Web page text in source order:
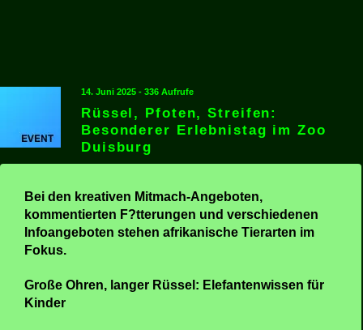
14. Juni 2025 - 336 Aufrufe
Rüssel, Pfoten, Streifen:
Besonderer Erlebnistag im Zoo
Duisburg
Bei den kreativen Mitmach-Angeboten,
kommentierten F?tterungen und verschiedenen
Infoangeboten stehen afrikanische Tierarten im
Fokus.
Große Ohren, langer Rüssel: Elefantenwissen für
Kinder